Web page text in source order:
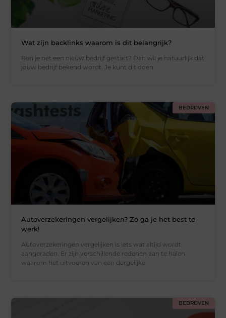
Wat zijn backlinks waarom is dit belangrijk?
Ben je net een nieuw bedrijf gestart? Dan wil je natuurlijk dat
jouw bedrijf bekend wordt. Je kunt dit doen
BEDRIJVEN
Autoverzekeringen vergelijken? Zo ga je het best te
werk!
Autoverzekeringen vergelijken is iets wat altijd wordt
aangeraden. Er zijn verschillende redenen aan te halen
waarom het uitvoeren van een dergelijke
BEDRIJVEN